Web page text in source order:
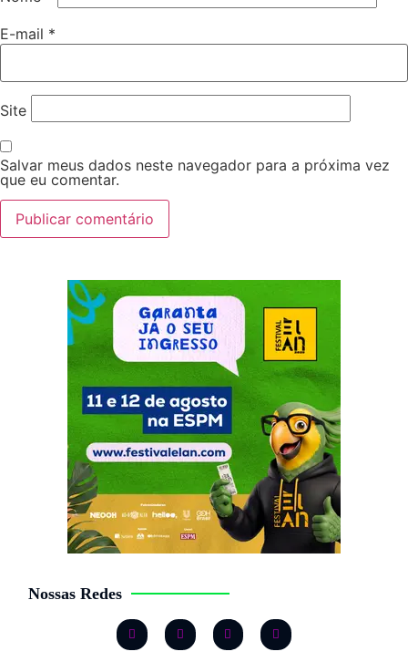
E-mail *
Site
Salvar meus dados neste navegador para a próxima vez
que eu comentar.
Nossas Redes